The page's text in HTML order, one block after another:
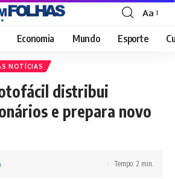
Font
Resizer
Aa
Economia Mundo Esporte
NOTÍCIAS
distribui
e prepara novo
Tempo: 2 min.